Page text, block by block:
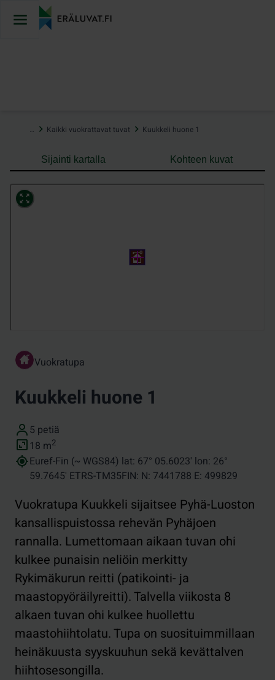
sisältöön
… Kaikki vuokrattavat tuvat Kuukkeli huone 1
Sijainti kartalla Kohteen kuvat
Vuokratupa
Kuukkeli huone 1
Vuodepaikat
5 petiä
Pinta-ala (neliömetreinä)
18 m2
Koordinaatit
Euref-Fin (~ WGS84) lat: 67° 05.6023' lon: 26°
59.7645' ETRS-TM35FIN: N: 7441788 E: 499829
Vuokratupa Kuukkeli sijaitsee Pyhä-Luoston
kansallispuistossa rehevän Pyhäjoen
rannalla. Lumettomaan aikaan tuvan ohi
kulkee punaisin neliöin merkitty
Rykimäkurun reitti (patikointi- ja
maastopyöräilyreitti). Talvella viikosta 8
alkaen tuvan ohi kulkee huollettu
maastohiihtolatu. Tupa on suosituimmillaan
heinäkuusta syyskuuhun sekä kevättalven
hiihtosesongilla.